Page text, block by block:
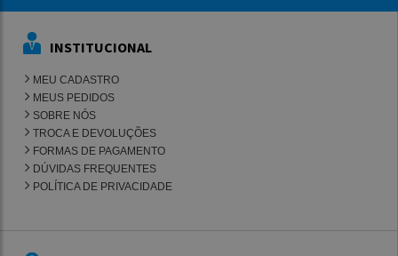
INSTITUCIONAL
MEU CADASTRO
MEUS PEDIDOS
SOBRE NÓS
TROCA E DEVOLUÇÕES
FORMAS DE PAGAMENTO
DÚVIDAS FREQUENTES
POLÍTICA DE PRIVACIDADE